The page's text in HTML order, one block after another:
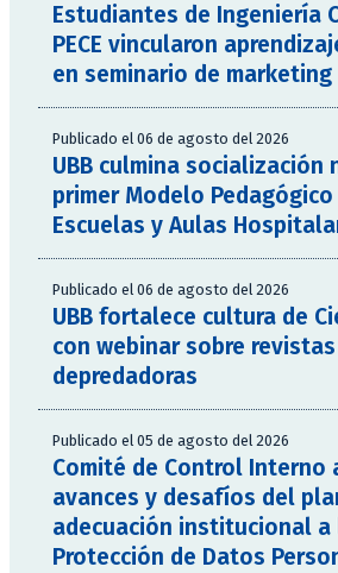
Estudiantes de Ingeniería
PECE vincularon
en seminario de marketing
Publicado el 06 de agosto del 2026
UBB culmina socialización
primer Modelo
Escuelas y Aulas
Publicado el 06 de agosto del 2026
UBB fortalece cultura de
con webinar sobre
depredadoras
Publicado el 05 de agosto del 2026
Comité de Control Interno
avances y desafíos del
adecuación institucional a
Protección de Datos